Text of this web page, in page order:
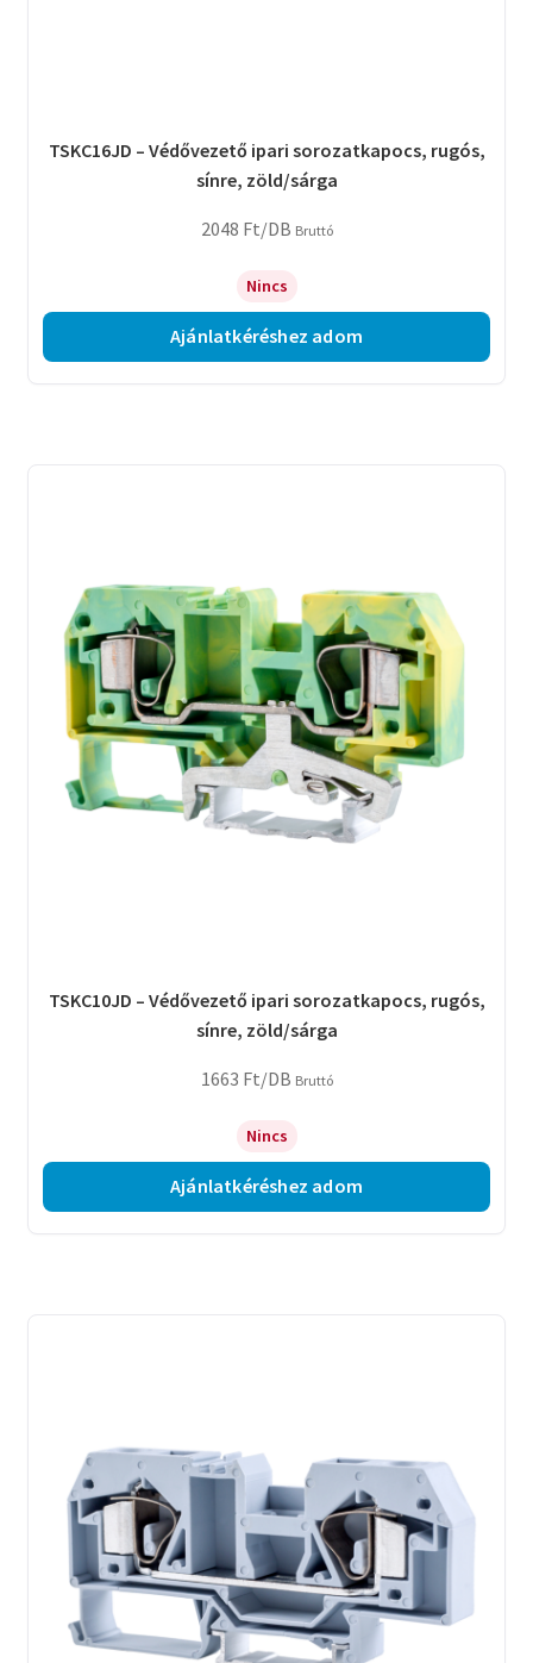
TSKC16JD – Védővezető ipari sorozatkapocs, rugós,
sínre, zöld/sárga
2048 Ft/DB Bruttó
Nincs
Ajánlatkéréshez adom
TSKC10JD – Védővezető ipari sorozatkapocs, rugós,
sínre, zöld/sárga
1663 Ft/DB Bruttó
Nincs
Ajánlatkéréshez adom